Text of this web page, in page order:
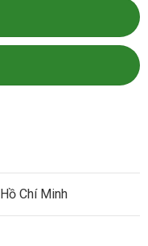
Hồ Chí Minh